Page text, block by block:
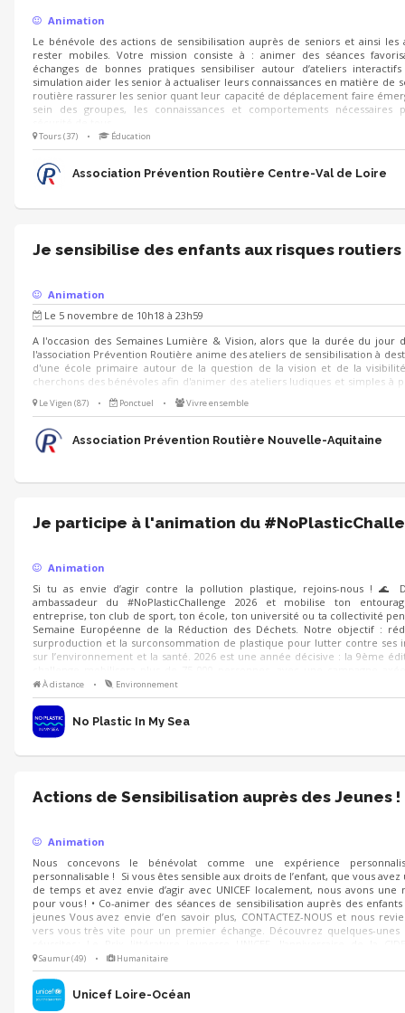
Animation
Le bénévole des actions de sensibilisation auprès de seniors et ainsi les
rester mobiles. Votre mission consiste à : animer des séances
échanges de bonnes pratiques sensibiliser autour d’ateliers
simulation aider les senior à actualiser leurs connaissances en matière de
routière rassurer les senior quant leur capacité de déplacement faire
sein des groupes, les connaissances et comportements nécessaires
Tours (37) • Éducation
Association Prévention Routière Centre-Val de Loire
Je sensibilise des enfants aux risques routiers
Animation
Le 5 novembre de 10h18 à 23h59
A l'occasion des Semaines Lumière & Vision, alors que la durée du jour
l'association Prévention Routière anime des ateliers de sensibilisation à
d'une école primaire autour de la question de la vision et de la
cherchons des bénévoles afin d'animer des ateliers ludiques et simples à
en main : - quiz - jeux de cherche et trouve - jeux de cartes - ... Nous
de vous accueillir à cette occasion !
Le Vigen (87) • Ponctuel • Vivre ensemble
Association Prévention Routière Nouvelle-Aquitaine
Je participe à l'animation du
Animation
Si tu as envie d’agir contre la pollution plastique, rejoins-nous ! 🌊
ambassadeur du #NoPlasticChallenge 2026 et mobilise ton
entreprise, ton club de sport, ton école, ton université ou ta collectivité
Semaine Européenne de la Réduction des Déchets. Notre objectif :
surproduction et la surconsommation de plastique pour lutter contre ses
sur l’environnement et la santé. 2026 est une année décisive : la 9ème
santé, de nouveaux outils et de nombreux événements de sensibilisation.
À distance • Environnement
No Plastic In My Sea
Actions de Sensibilisation auprès des Jeunes !
Animation
Nous concevons le bénévolat comme une expérience
personnalisable ! Si vous êtes sensible aux droits de l’enfant, que vous avez
de temps et avez envie d’agir avec UNICEF localement, nous avons une
pour vous ! • Co-animer des séances de sensibilisation auprès des
jeunes Vous avez envie d’en savoir plus, CONTACTEZ-NOUS et nous
vers vous très vite pour un premier échange. Découvrez quelques-unes
novembre, la consultation nationale..
Saumur (49) • Humanitaire
Unicef Loire-Océan